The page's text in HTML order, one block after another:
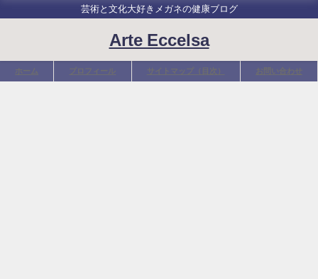
芸術と文化大好きメガネの健康ブログ
Arte Eccelsa
ホーム プロフィール サイトマップ（目次） お問い合わせ